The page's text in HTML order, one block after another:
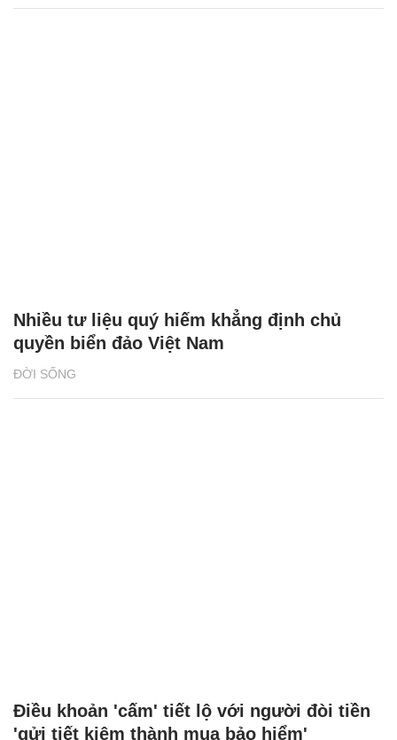
ĐỜI SỐNG
Nhiều tư liệu quý hiếm khẳng định chủ
quyền biển đảo Việt Nam
Điều khoản 'cấm' tiết lộ với người đòi tiền
'gửi tiết kiệm thành mua bảo hiểm'